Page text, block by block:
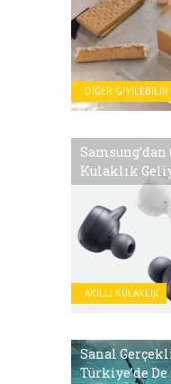
DIĞER GIYILEBILIR
AKILLI KULAKLIK
Kulaklık
Sanal
Türkiye’de